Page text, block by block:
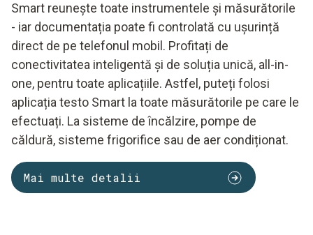
Smart reunește toate instrumentele și măsurătorile
- iar documentația poate fi controlată cu ușurință
direct de pe telefonul mobil. Profitați de
conectivitatea inteligentă și de soluția unică, all-in-
one, pentru toate aplicațiile. Astfel, puteți folosi
aplicația testo Smart la toate măsurătorile pe care le
efectuați. La sisteme de încălzire, pompe de
căldură, sisteme frigorifice sau de aer condiționat.
Mai multe detalii